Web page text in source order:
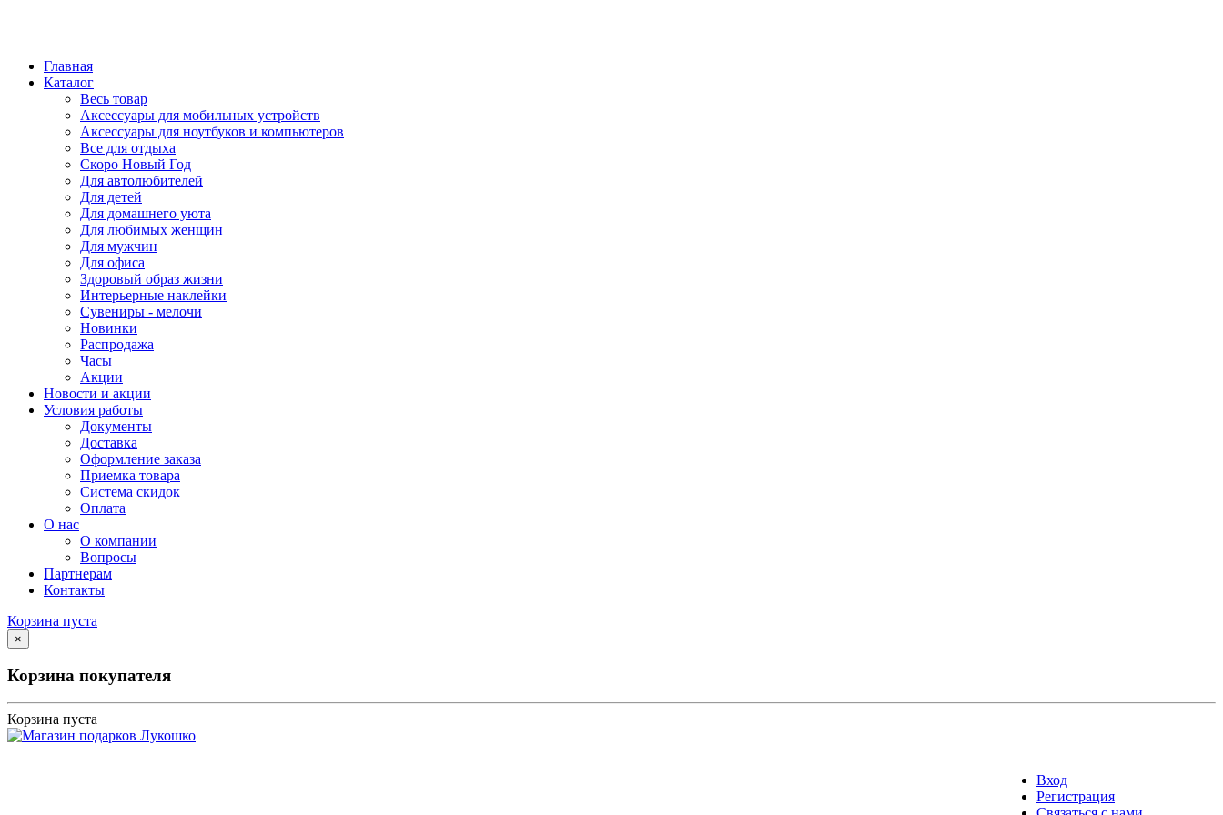
Главная
Каталог
Весь товар
Аксессуары для мобильных устройств
Аксессуары для ноутбуков и компьютеров
Все для отдыха
Скоро Новый Год
Для автолюбителей
Для детей
Для домашнего уюта
Для любимых женщин
Для мужчин
Для офиса
Здоровый образ жизни
Интерьерные наклейки
Сувениры - мелочи
Новинки
Распродажа
Часы
Акции
Новости и акции
Условия работы
Документы
Доставка
Оформление заказа
Приемка товара
Система скидок
Оплата
О нас
О компании
Вопросы
Партнерам
Контакты
Корзина пуста
×
Корзина покупателя
Корзина пуста
Вход
Регистрация